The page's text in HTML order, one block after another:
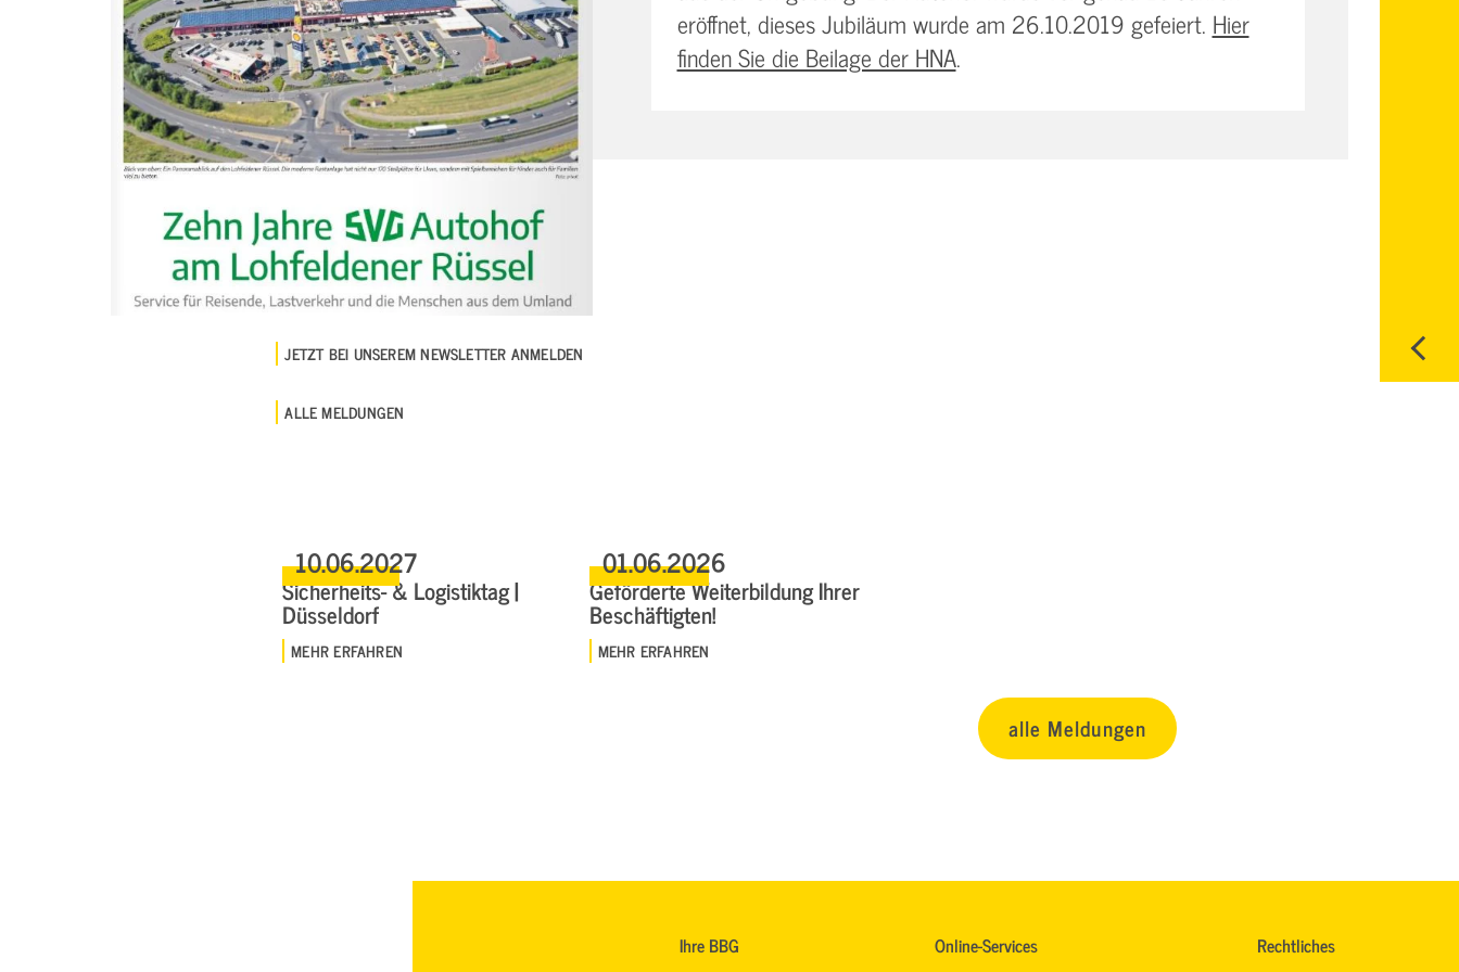
Zertifizierung
Management &
Zertifizierung
E-Learning & Webinare
JETZT BEI UNSEREM NEWSLETTER ANMELDEN
ALLE MELDUNGEN
eröffnet, dieses Jubiläum wurde am 26.10.2019 gefeiert. Hier
finden Sie die Beilage der HNA.
10.06.2027
Sicherheits- & Logistiktag |
Düsseldorf
MEHR ERFAHREN
01.06.2026
Geförderte Weiterbildung Ihrer
Beschäftigten!
MEHR ERFAHREN
alle Meldungen
Ihre BBG Online-Services Rechtliches